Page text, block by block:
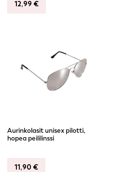
12,99 €
Aurinkolasit unisex pilotti,
hopea peililinssi
11,90 €